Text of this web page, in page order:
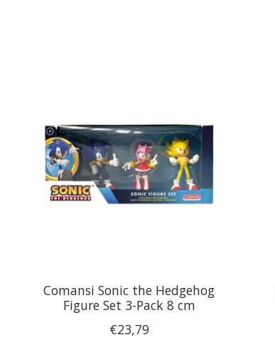
Comansi Sonic the Hedgehog
Figure Set 3-Pack 8 cm
€23,79